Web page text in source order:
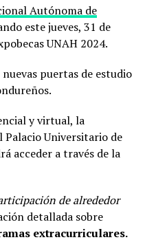
Autónoma de
este jueves, 31 de
UNAH 2024.
puertas de estudio
y virtual, la
Palacio Universitario de
acceder a través de la
de alrededor
detallada sobre
extracurriculares.